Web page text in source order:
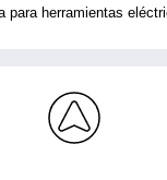
para herramientas